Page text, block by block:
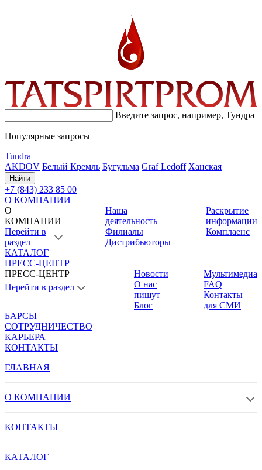
Введите запрос, например, Тундра
Популярные запросы
Tundra
AKDOV Белый Кремль Бугульма Graf Ledoff Ханская
Найти
+7 (843) 233 85 00
О КОМПАНИИ
О
КОМПАНИИ
Перейти в
раздел
Наша
деятельность
Филиалы
Дистрибьюторы
Раскрытие
информации
Комплаенс
КАТАЛОГ
ПРЕСС-ЦЕНТР
ПРЕСС-ЦЕНТР
Перейти в раздел
Новости
О нас
пишут
Блог
Мультимедиа
FAQ
Контакты
для СМИ
БАРСЫ
СОТРУДНИЧЕСТВО
КАРЬЕРА
КОНТАКТЫ
ГЛАВНАЯ
О КОМПАНИИ
КОНТАКТЫ
КАТАЛОГ